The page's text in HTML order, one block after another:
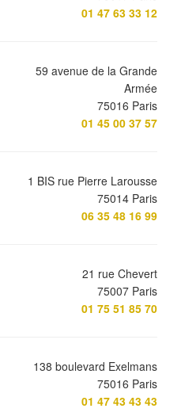
01 47 63 33 12
59 avenue de la Grande
Armée
75016 Paris
01 45 00 37 57
1 BIS rue Pierre Larousse
75014 Paris
06 35 48 16 99
21 rue Chevert
75007 Paris
01 75 51 85 70
138 boulevard Exelmans
75016 Paris
01 47 43 43 43